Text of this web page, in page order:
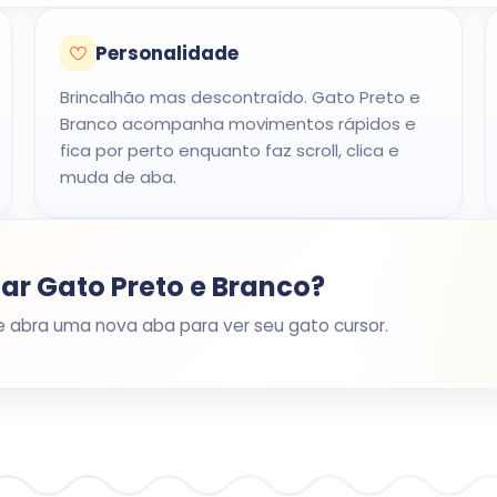
Personalidade
Brincalhão mas descontraído. Gato Preto e
Branco acompanha movimentos rápidos e
fica por perto enquanto faz scroll, clica e
muda de aba.
Gato Preto e Branco?
abra uma nova aba para ver seu gato cursor.